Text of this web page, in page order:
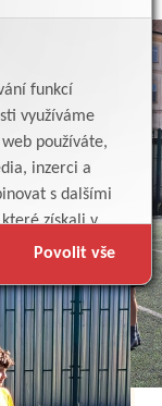
funkcí
využíváme
používáte,
inzerci a
s dalšími
získali v
Povolit vše